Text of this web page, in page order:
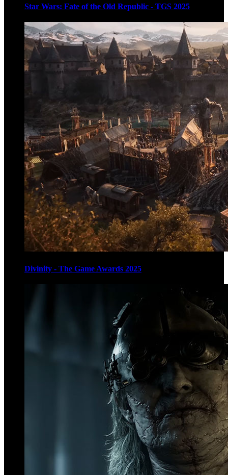
Star Wars: Fate of the Old Republic - TGS 2025
Divinity - The Game Awards 2025